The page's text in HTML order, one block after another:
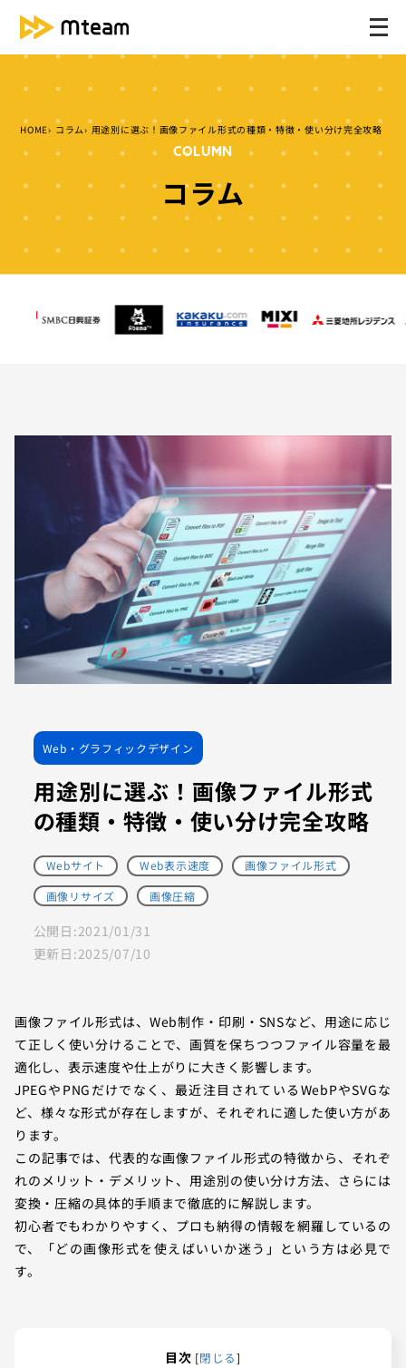
メ
開
HOME コラム 用途別に選ぶ！画像ファイル形式の種類・特徴・使い分け完全攻略
COLUMN
コラム
Web・グラフィックデザイン
用途別に選ぶ！画像ファイル形式
の種類・特徴・使い分け完全攻略
Webサイト Web表示速度
画像ファイル形式
画像リサイズ
画像圧縮
公開日:2021/01/31
更新日:2025/07/10
画像ファイル形式は、Web制作・印刷・SNSなど、用途に応じ
て正しく使い分けることで、画質を保ちつつファイル容量を最
適化し、表示速度や仕上がりに大きく影響します。
JPEGやPNGだけでなく、最近注目されているWebPやSVGな
ど、様々な形式が存在しますが、それぞれに適した使い方があ
ります。
この記事では、代表的な画像ファイル形式の特徴から、それぞ
れのメリット・デメリット、用途別の使い分け方法、さらには
変換・圧縮の具体的手順まで徹底的に解説します。
初心者でもわかりやすく、プロも納得の情報を網羅しているの
で、「どの画像形式を使えばいいか迷う」という方は必見で
す。
目次 [閉じる]